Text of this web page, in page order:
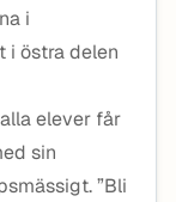
i
i östra delen
elever får
sin
”Bli